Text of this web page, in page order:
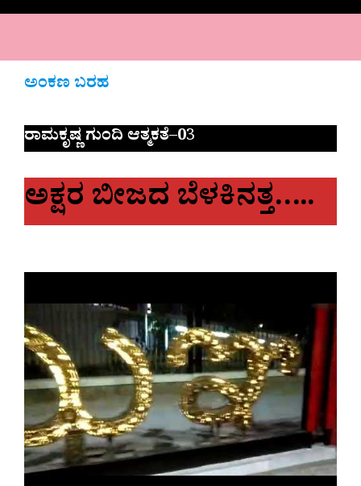
ಅಂಕಣ ಬರಹ
ರಾಮಕೃಷ್ಣ ಗುಂದಿ ಆತ್ಮಕತೆ–03
ಅಕ್ಷರ ಬೀಜದ ಬೆಳಕಿನತ್ತ…..